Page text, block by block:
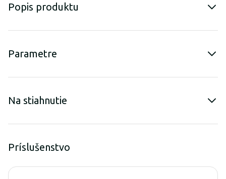
Popis produktu
Parametre
Na stiahnutie
Príslušenstvo